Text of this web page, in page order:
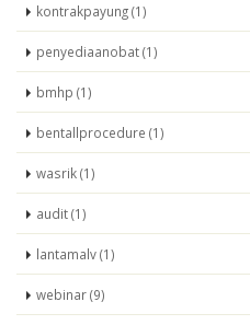
kontrakpayung (1)
penyediaanobat (1)
bmhp (1)
bentallprocedure (1)
wasrik (1)
audit (1)
lantamalv (1)
webinar (9)